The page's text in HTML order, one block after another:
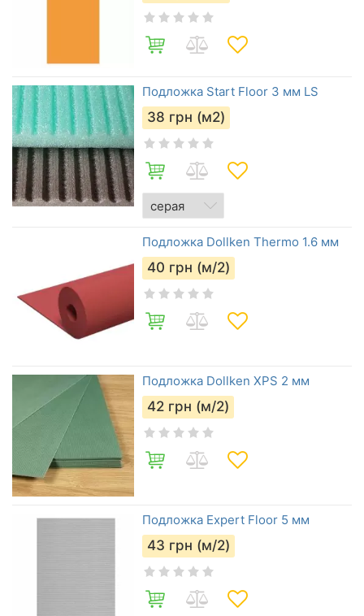
Подложка Start Floor 3 мм LS
38 грн (м2)
Подложка Dollken Thermo 1.6 мм
40 грн (м/2)
Подложка Dollken XPS 2 мм
42 грн (м/2)
Подложка Expert Floor 5 мм
43 грн (м/2)